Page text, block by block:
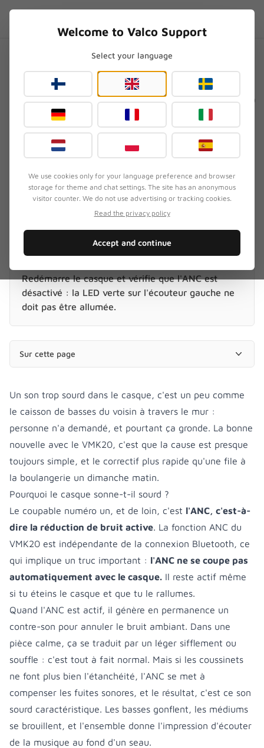
VMK20 : un son sourd ou trop grave
VMK20 : un son sourd ou trop
grave
3 août 2026
SYMPTÔME
Le casque VMK20 produit un son sourd ou parasité.
Les basses grondent sans contrôle ou un sifflement
permanent s'installe en fond.
Redémarre le casque et vérifie que l'ANC est
désactivé : la LED verte sur l'écouteur gauche ne
doit pas être allumée.
Sur cette page
Un son trop sourd dans le casque, c'est un peu comme
le caisson de basses du voisin à travers le mur :
personne n'a demandé, et pourtant ça gronde. La bonne
nouvelle avec le VMK20, c'est que la cause est presque
toujours simple, et le correctif plus rapide qu'une file à
la boulangerie un dimanche matin.
Pourquoi le casque sonne-t-il sourd ?
Le coupable numéro un, et de loin, c'est l'ANC, c'est-à-
dire la réduction de bruit active. La fonction ANC du
VMK20 est indépendante de la connexion Bluetooth, ce
qui implique un truc important : l'ANC ne se coupe pas
automatiquement avec le casque. Il reste actif même
si tu éteins le casque et que tu le rallumes.
Quand l'ANC est actif, il génère en permanence un
contre-son pour annuler le bruit ambiant. Dans une
pièce calme, ça se traduit par un léger sifflement ou
souffle : c'est tout à fait normal. Mais si les coussinets
ne font plus bien l'étanchéité, l'ANC se met à
compenser les fuites sonores, et le résultat, c'est ce son
sourd caractéristique. Les basses gonflent, les médiums
se brouillent, et l'ensemble donne l'impression d'écouter
de la musique au fond d'un seau.
Welcome to Valco Support
Select your language
We use cookies only for your language preference and browser
storage for theme and chat settings. The site has an anonymous
visitor counter. We do not use advertising or tracking cookies.
Read the privacy policy
Accept and continue